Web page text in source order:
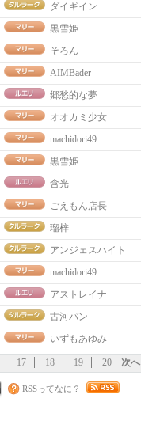
ダイギイン
黒雪姫
そろん
AIMBader
郷愁的な夢
オオカミ少女
machidori49
黒雪姫
含光
ごえもん店長
瑠梓
アンジェスハイト
machidori49
アストレイナ
古河パン
いずもあゆみ
17 18 19 20 次へ
RSSってなに？